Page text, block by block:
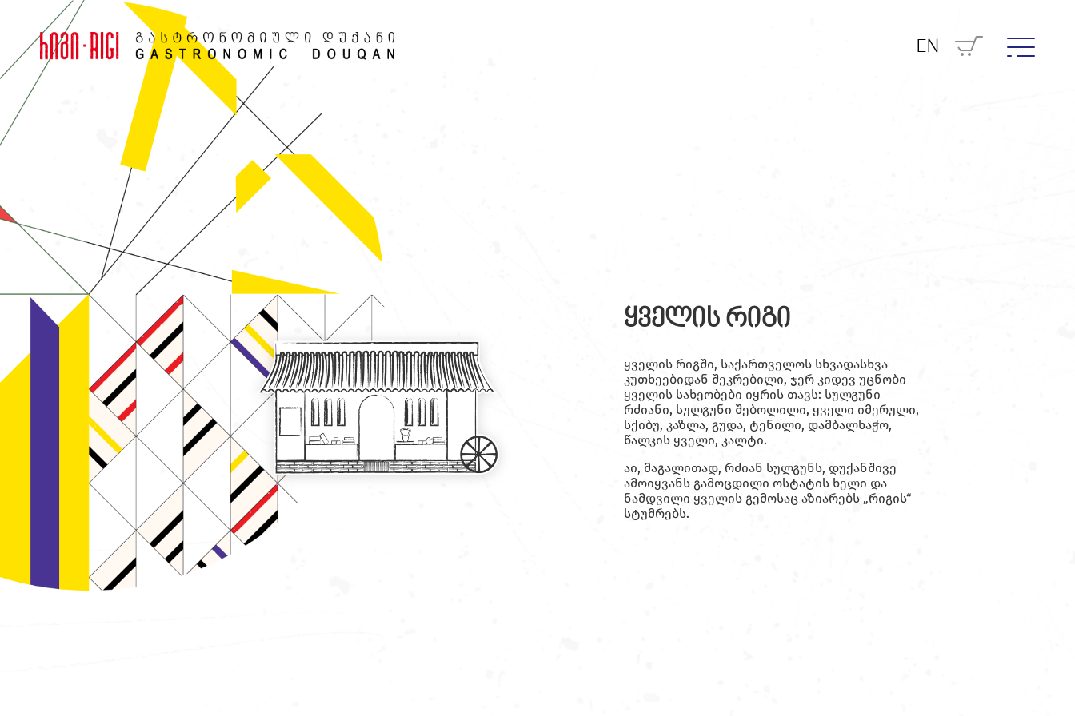
EN
ყველის რიგი
ყველის რიგში, საქართველოს სხვადასხვა
კუთხეებიდან შეკრებილი, ჯერ კიდევ უცნობი
ყველის სახეობები იყრის თავს: სულგუნი
რძიანი, სულგუნი შებოლილი, ყველი იმერული,
სქიბუ, კაზლა, გუდა, ტენილი, დამბალხაჭო,
წალკის ყველი, კალტი.
აი, მაგალითად, რძიან სულგუნს, დუქანშივე
ამოიყვანს გამოცდილი ოსტატის ხელი და
ნამდვილი ყველის გემოსაც აზიარებს „რიგის“
სტუმრებს.